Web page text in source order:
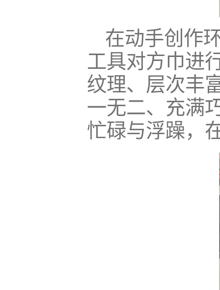
在动手创作
工具对方巾进
纹理、层次丰
一无二、充满
忙碌与浮躁，